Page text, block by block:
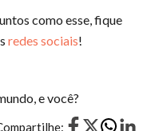
como esse, fique
redes sociais!
e você?